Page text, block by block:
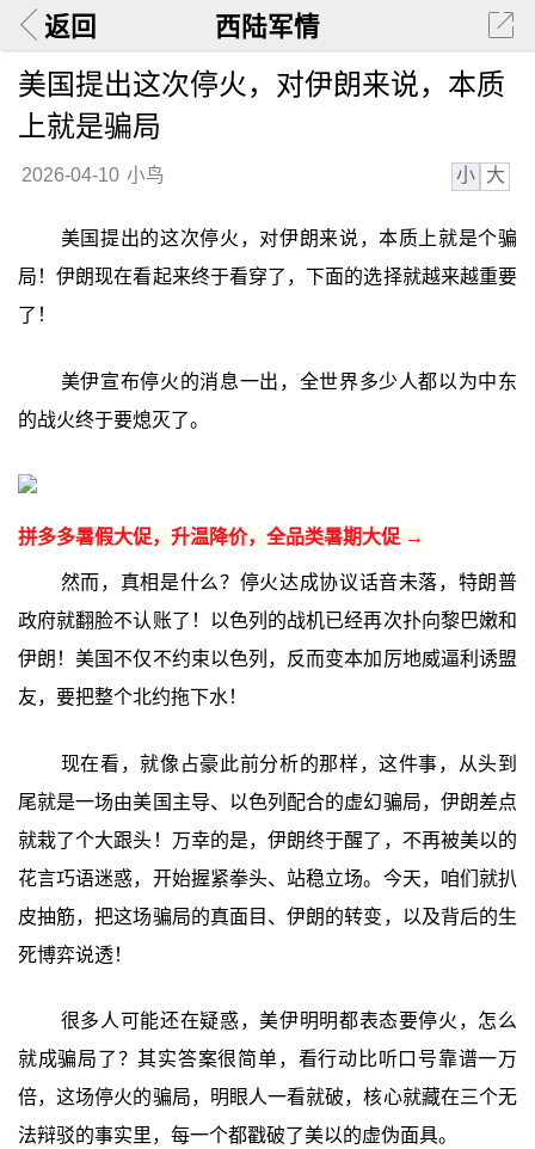
返回 西陆军情
美国提出这次停火，对伊朗来说，本质
上就是骗局
2026-04-10 小鸟 小 大
美国提出的这次停火，对伊朗来说，本质上就是个骗
局！伊朗现在看起来终于看穿了，下面的选择就越来越重要
了！
美伊宣布停火的消息一出，全世界多少人都以为中东
的战火终于要熄灭了。
拼多多暑假大促，升温降价，全品类暑期大促 →
然而，真相是什么？停火达成协议话音未落，特朗普
政府就翻脸不认账了！以色列的战机已经再次扑向黎巴嫩和
伊朗！美国不仅不约束以色列，反而变本加厉地威逼利诱盟
友，要把整个北约拖下水！
现在看，就像占豪此前分析的那样，这件事，从头到
尾就是一场由美国主导、以色列配合的虚幻骗局，伊朗差点
就栽了个大跟头！万幸的是，伊朗终于醒了，不再被美以的
花言巧语迷惑，开始握紧拳头、站稳立场。今天，咱们就扒
皮抽筋，把这场骗局的真面目、伊朗的转变，以及背后的生
死博弈说透！
很多人可能还在疑惑，美伊明明都表态要停火，怎么
就成骗局了？其实答案很简单，看行动比听口号靠谱一万
倍，这场停火的骗局，明眼人一看就破，核心就藏在三个无
法辩驳的事实里，每一个都戳破了美以的虚伪面具。